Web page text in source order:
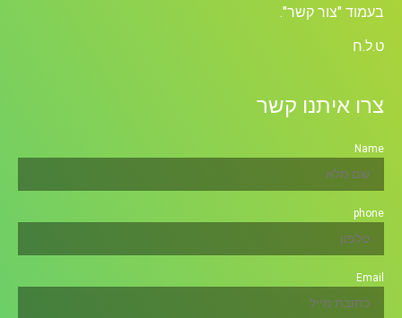
בעמוד "צור קשר".
ט.ל.ח
צרו איתנו קשר
Name
phone
Email